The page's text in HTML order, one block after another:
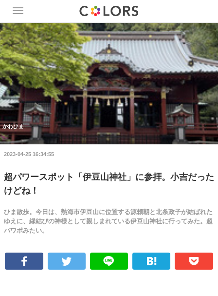
Toggle
navigation
かわひま
2023-04-25 16:34:55
超パワースポット「伊豆山神社」に参拝。小吉だった
けどね！
ひま散歩。今日は、熱海市伊豆山に位置する源頼朝と北条政子が結ばれた
ゆえに、縁結びの神様として親しまれている伊豆山神社に行ってみた。超
パワポみたい。